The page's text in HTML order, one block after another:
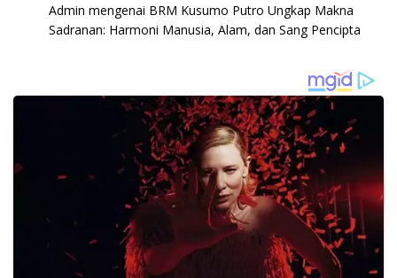
Admin mengenai BRM Kusumo Putro Ungkap Makna
Sadranan: Harmoni Manusia, Alam, dan Sang Pencipta